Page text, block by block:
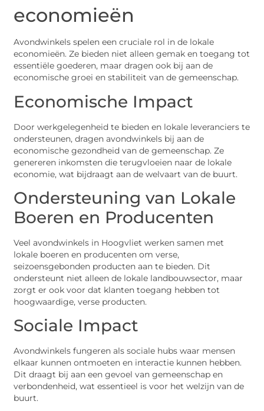
economieën
Avondwinkels spelen een cruciale rol in de lokale
economieën. Ze bieden niet alleen gemak en toegang tot
essentiële goederen, maar dragen ook bij aan de
economische groei en stabiliteit van de gemeenschap.
Economische Impact
Door werkgelegenheid te bieden en lokale leveranciers te
ondersteunen, dragen avondwinkels bij aan de
economische gezondheid van de gemeenschap. Ze
genereren inkomsten die terugvloeien naar de lokale
economie, wat bijdraagt aan de welvaart van de buurt.
Ondersteuning van Lokale
Boeren en Producenten
Veel avondwinkels in Hoogvliet werken samen met
lokale boeren en producenten om verse,
seizoensgebonden producten aan te bieden. Dit
ondersteunt niet alleen de lokale landbouwsector, maar
zorgt er ook voor dat klanten toegang hebben tot
hoogwaardige, verse producten.
Sociale Impact
Avondwinkels fungeren als sociale hubs waar mensen
elkaar kunnen ontmoeten en interactie kunnen hebben.
Dit draagt bij aan een gevoel van gemeenschap en
verbondenheid, wat essentieel is voor het welzijn van de
buurt.